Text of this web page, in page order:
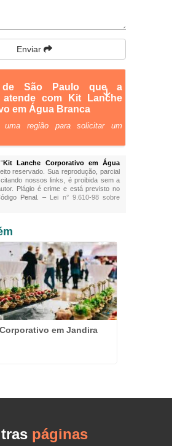
Enviar
de São Paulo que a
atende com Kit Lanche
em Água Branca
uma região para solicitar um
Kit Lanche Corporativo em Água
reservado. Sua reprodução, parcial
nossos links, é proibida sem a
Plágio é crime e está previsto no
Penal. – Lei n° 9.610-98 sobre
em Jandira
páginas